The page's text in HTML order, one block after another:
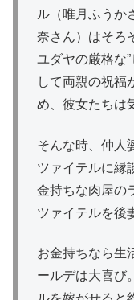
ル（唯月ふうか
奈さん）はそろ
ユダヤの厳格な
して両親の祝福
め、彼女たちは
そんな時、仲人
ツァイテルに縁
金持ちな肉屋の
ツァイテルを後
お金持ちなら生
ールデは大喜び